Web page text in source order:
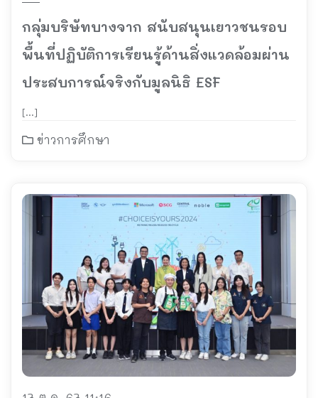
กลุ่มบริษัทบางจาก สนับสนุนเยาวชนรอบ
พื้นที่ปฏิบัติการเรียนรู้ด้านสิ่งแวดล้อมผ่าน
ประสบการณ์จริงกับมูลนิธิ ESF
[…]
ข่าวการศึกษา